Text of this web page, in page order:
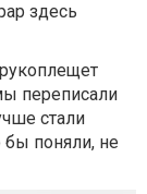
здесь
переписали
стали
бы поняли, не